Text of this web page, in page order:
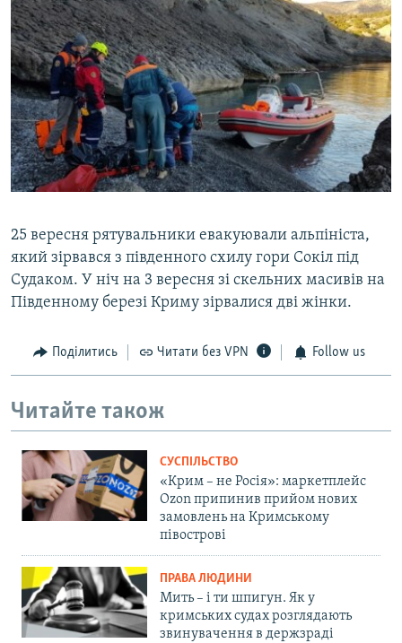
25 вересня рятувальники евакуювали альпініста,
який зірвався з південного схилу гори Сокіл під
Судаком. У ніч на 3 вересня зі скельних масивів на
Південному березі Криму зірвалися дві жінки.
Поділитись Читати без VPN Follow us
Читайте також
СУСПІЛЬСТВО
«Крим – не Росія»: маркетплейс
Ozon припинив прийом нових
замовлень на Кримському
півострові
ПРАВА ЛЮДИНИ
Мить – і ти шпигун. Як у
кримських судах розглядають
звинувачення в держзраді